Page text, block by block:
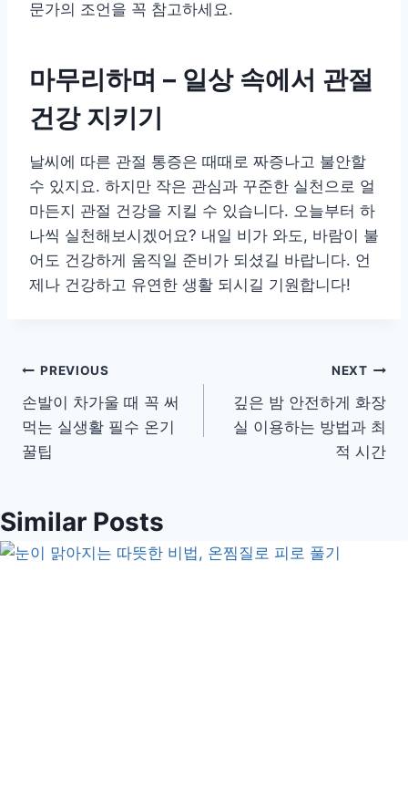
문가의 조언을 꼭 참고하세요.
마무리하며 – 일상 속에서 관절
건강 지키기
날씨에 따른 관절 통증은 때때로 짜증나고 불안할
수 있지요. 하지만 작은 관심과 꾸준한 실천으로 얼
마든지 관절 건강을 지킬 수 있습니다. 오늘부터 하
나씩 실천해보시겠어요? 내일 비가 와도, 바람이 불
어도 건강하게 움직일 준비가 되셨길 바랍니다. 언
제나 건강하고 유연한 생활 되시길 기원합니다!
글
탐
색
PREVIOUS
손발이 차가울 때 꼭 써
먹는 실생활 필수 온기
꿀팁
NEXT
깊은 밤 안전하게 화장
실 이용하는 방법과 최
적 시간
Similar Posts